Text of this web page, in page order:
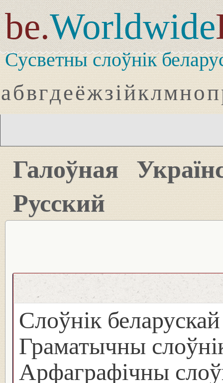
be.Worldwide
Сусветны слоўнік
абвгдеёжзійклмноп
Галоўная
Русский
Слоўнік
Граматычны
Арфаграфічны